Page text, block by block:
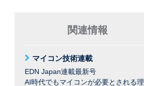
関連情報
マイコン技術連載
EDN Japan連載最新号
AI時代でもマイコンが必要とされる理